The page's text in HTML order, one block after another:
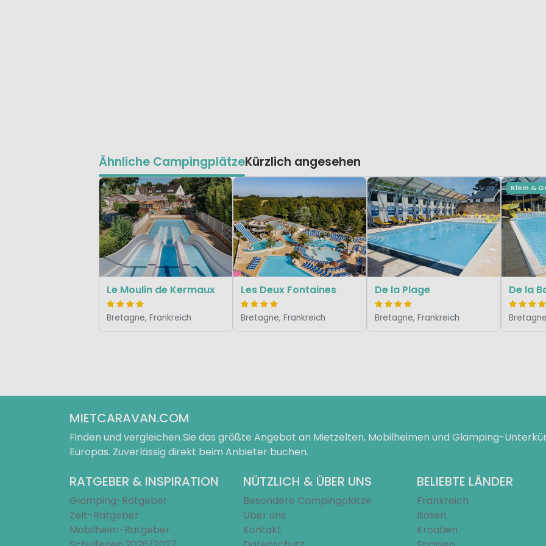
Ähnliche CampingplätzeKürzlich angesehen
Le Moulin de Kermaux
Bretagne, Frankreich
Les Deux Fontaines
Bretagne, Frankreich
De la Plage
Bretagne, Frankreich
Klein &
De la
MIETCARAVAN.COM
Finden und vergleichen Sie das größte Angebot an Mietzelten, Mobilheimen und Glamping-
Europas. Zuverlässig direkt beim Anbieter buchen.
RATGEBER & INSPIRATION
Glamping-Ratgeber
Zelt-Ratgeber
Mobilheim-Ratgeber
NÜTZLICH & ÜBER UNS
Besondere Campingplätze
Über uns
Kontakt
BELIEBTE LÄNDER
Frankreich
Italien
Kroatien